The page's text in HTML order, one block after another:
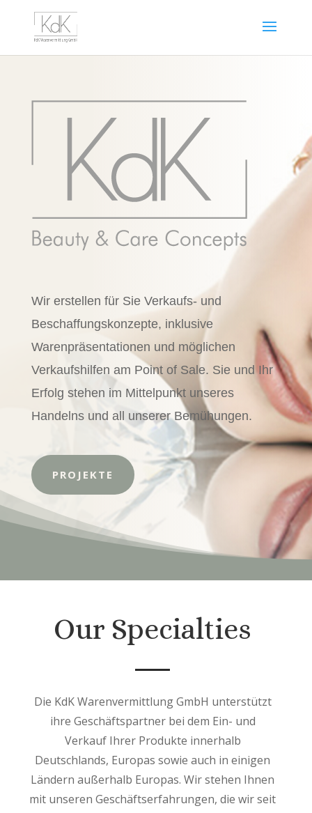
Wir erstellen für Sie Verkaufs- und
Beschaffungskonzepte, inklusive
Warenpräsentationen und möglichen
Verkaufshilfen am Point of Sale. Sie und Ihr
Erfolg stehen im Mittelpunkt unseres
Handelns und all unserer Bemühungen.
PROJEKTE
Our Specialties
Die KdK Warenvermittlung GmbH unterstützt
ihre Geschäftspartner bei dem Ein- und
Verkauf Ihrer Produkte innerhalb
Deutschlands, Europas sowie auch in einigen
Ländern außerhalb Europas. Wir stehen Ihnen
mit unseren Geschäftserfahrungen, die wir seit